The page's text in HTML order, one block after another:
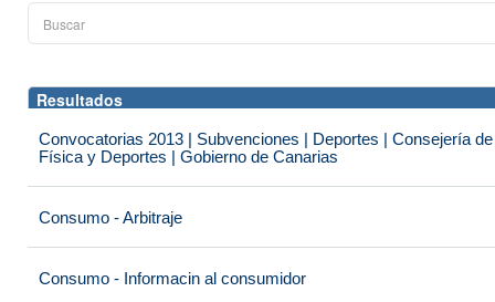
Resultados
Convocatorias 2013 | Subvenciones | Deportes | Consejería
Física y Deportes | Gobierno de Canarias
Consumo - Arbitraje
Consumo - Informacin al consumidor